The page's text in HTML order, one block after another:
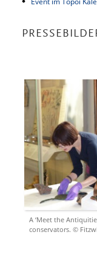
A ‘Meet the
conservators. ©